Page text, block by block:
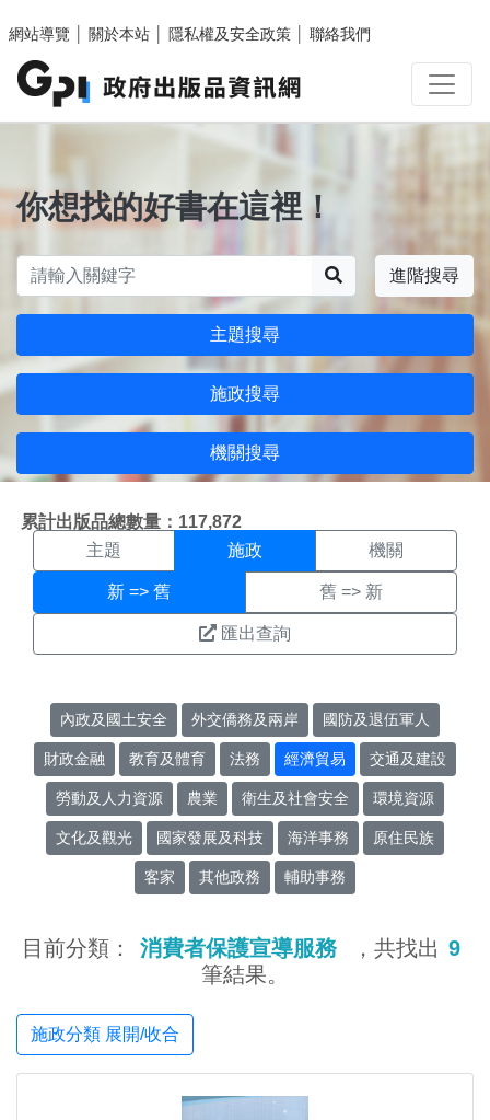
網站導覽
關於本站 隱私權及安全政策 聯絡我們
你想找的好書在這裡！
進階搜尋
主題搜尋
施政搜尋
機關搜尋
累計出版品總數量：117,872
施政搜尋結果頁面
主題 施政 機關
新 => 舊 舊 => 新
匯出查詢
內政及國土安全 外交僑務及兩岸 國防及退伍軍人
財政金融 教育及體育 法務 經濟貿易 交通及建設
勞動及人力資源 農業 衛生及社會安全 環境資源
文化及觀光 國家發展及科技 海洋事務 原住民族
客家 其他政務 輔助事務
目前分類： 消費者保護宣導服務 ，共找出 9
筆結果。
施政分類 展開/收合